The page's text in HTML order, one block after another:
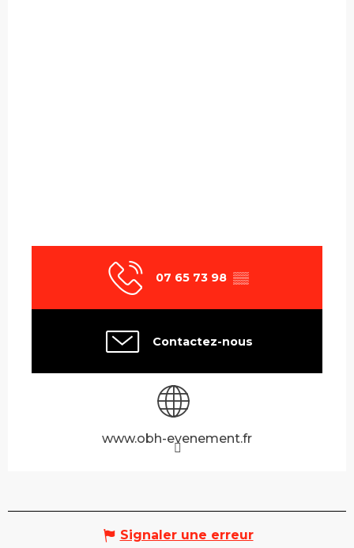
07 65 73 98 ▒▒
Contactez-nous
www.obh-evenement.fr
Signaler une erreur